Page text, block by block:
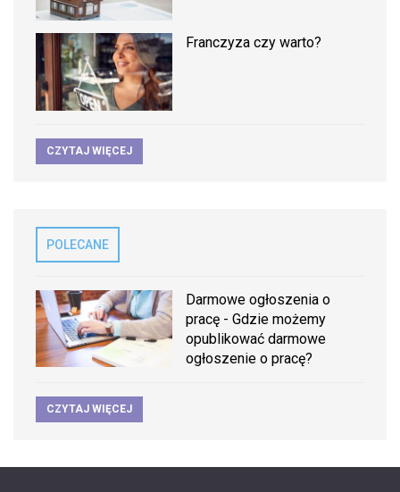
Franczyza czy warto?
CZYTAJ WIĘCEJ
POLECANE
Darmowe ogłoszenia o
pracę - Gdzie możemy
opublikować darmowe
ogłoszenie o pracę?
CZYTAJ WIĘCEJ